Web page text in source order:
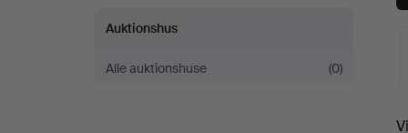
hos
Höganäs
Auktionshus
Alle auktionshuse (0)